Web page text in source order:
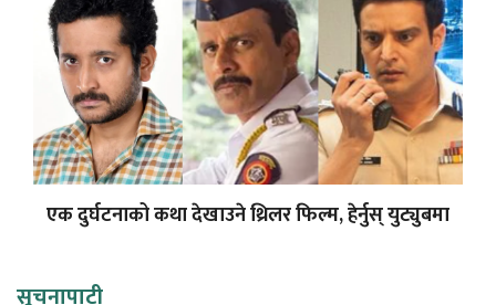
एक दुर्घटनाको कथा देखाउने थ्रिलर फिल्म, हेर्नुस् युट्युबमा